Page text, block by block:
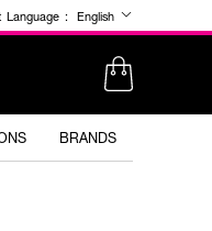
Language : English
BRANDS